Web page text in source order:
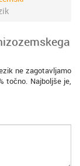
ne zagotavljamo
točno. Najboljše je,